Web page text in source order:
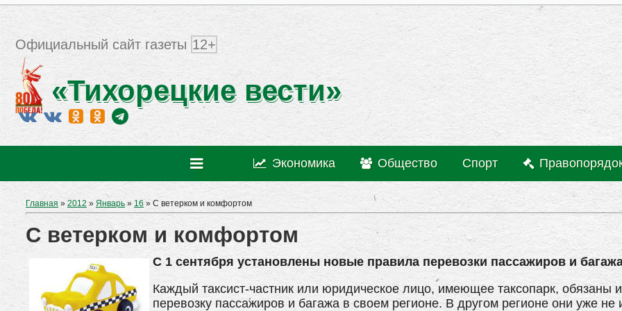
Официальный сайт газеты 12+
«Тихорецкие вести»
Экономика Общество Спорт
Главная »2012 » Январь » 16 » С ветерком и комфортом
С ветерком и комфортом
С 1 сентября установлены новые правила перевозки пассажиров и
Каждый таксист-частник или юридическое лицо, имеющее таксопарк, обязаны
перевозку пассажиров и багажа в своем регионе. В другом регионе они уже